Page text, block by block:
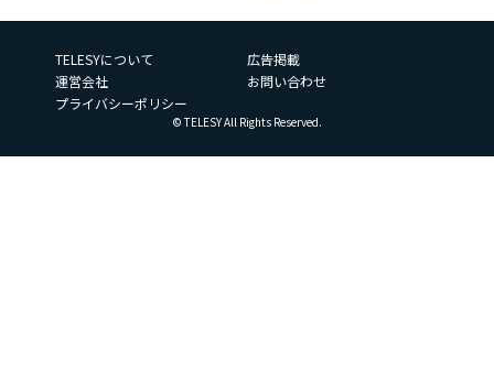
TELESYについて
広告掲載
運営会社
お問い合わせ
プライバシーポリシー
© TELESY All Rights Reserved.